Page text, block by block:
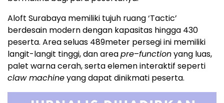
Aloft Surabaya memiliki tujuh ruang ‘Tactic’
berdesain modern dengan kapasitas hingga 430
peserta. Area seluas 489meter persegi ini memiliki
langit-langit tinggi, dan areapre–functionyang luas,
palet warna cerah, serta elemen interaktif seperti
claw machineyang dapat dinikmati peserta.